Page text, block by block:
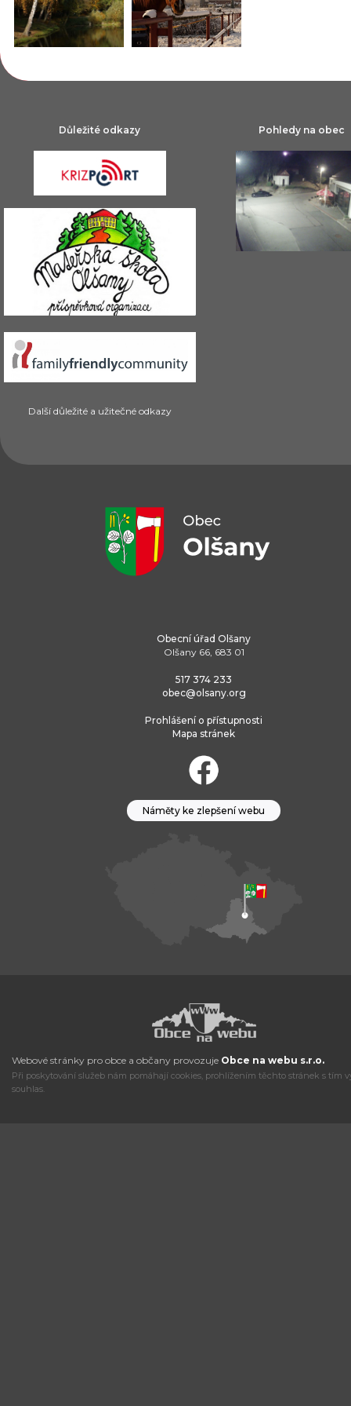
Důležité odkazy
Další důležité a užitečné odkazy
Pohledy na obec
Obecní úřad Olšany
Olšany 66, 683 01
517 374 233
obec@olsany.org
Prohlášení o přístupnosti
Mapa stránek
Náměty ke zlepšení webu
Webové stránky pro obce a občany provozuje Obce na webu s.r.o.
Při poskytování služeb nám pomáhají cookies, prohlížením těchto stránek s tím
souhlas.